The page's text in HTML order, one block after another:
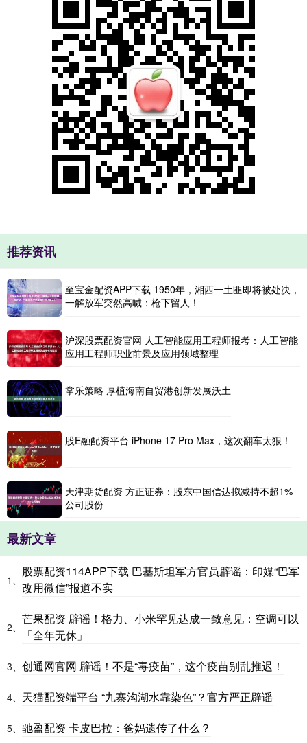
推荐资讯
至宝金配资APP下载 1950年，湘西一土匪即将被处决，
一解放军突然高喊：枪下留人！
沪深股票配资官网 人工智能应用工程师报考：人工智能
应用工程师职业前景及应用领域整理
掌乐策略 厚植海南自贸港创新发展沃土
股E融配资平台 iPhone 17 Pro Max，这次翻车太狠！
天津期货配资 方正证券：股东中国信达拟减持不超1%
公司股份
最新文章
1、
股票配资114APP下载 巴基斯坦军方官员辟谣：印媒“巴军
改用微信”报道不实
2、
芒果配资 辟谣！格力、小米罕见达成一致意见：空调可以
「全年无休」
3、 创通网官网 辟谣！不是“毒疫苗”，这个疫苗别乱推迟！
4、 天猫配资端平台 “九寨沟湖水靠染色”？官方严正辟谣
5、 驰盈配资 卡皮巴拉：爸妈遗传了什么？